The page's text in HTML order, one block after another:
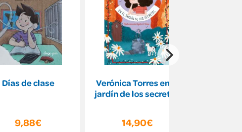
Días de clase
9,88€
Verónica Torres en el
jardín de los secretos
14,90€